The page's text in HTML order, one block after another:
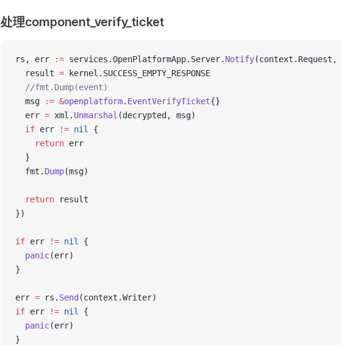
处理component_verify_ticket
rs, err := services.OpenPlatformApp.Server. Notify(context.Request,
  result
= kernel.SUCCESS_EMPTY_RESPONSE
  //fmt.Dump(event)
  msg
:= &openplatform. EventVerifyTicket{}
  err
= xml. Unmarshal (decrypted, msg)
  if
err != nil
{
    return
err
  }
  fmt.
Dump(msg)
  return
result
})
if err != nil
{
  panic
(err)
}
err = rs. Send (context.Writer)
if err != nil
{
  panic
(err)
}